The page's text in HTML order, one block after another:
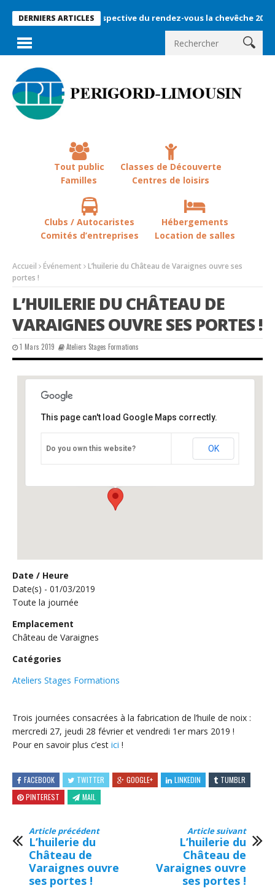
DERNIERS ARTICLES
Rétrospective du rendez-vous la chevêche 2026 ! La
Tout public
Familles
Classes de Découverte
Centres de loisirs
Clubs / Autocaristes
Comités d’entreprises
Hébergements
Location de salles
Accueil Événement
L’huilerie du Château de Varaignes ouvre ses
portes !
L’HUILERIE DU CHÂTEAU DE
VARAIGNES OUVRE SES PORTES !
1 Mars 2019 Ateliers Stages Formations
Château de Varaignes
Événements
This page can't load Google Maps correctly.
Do you own this website? OK
Date / Heure
Date(s) - 01/03/2019
Toute la journée
Emplacement
Château de Varaignes
Catégories
Ateliers Stages Formations
Trois journées consacrées à la fabrication de l’huile de noix :
mercredi 27, jeudi 28 février et vendredi 1er mars 2019 !
Pour en savoir plus c’est ici !
FACEBOOK TWITTER GOOGLE+ LINKEDIN
TUMBLR
PINTEREST
MAIL
Article précédent
L’huilerie du
Château de
Varaignes ouvre
ses portes !
Article suivant
L’huilerie du
Château de
Varaignes ouvre
ses portes !